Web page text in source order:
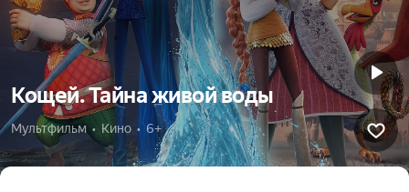
Кощей. Тайна живой воды
Мультфильм  •  Кино  •  6+